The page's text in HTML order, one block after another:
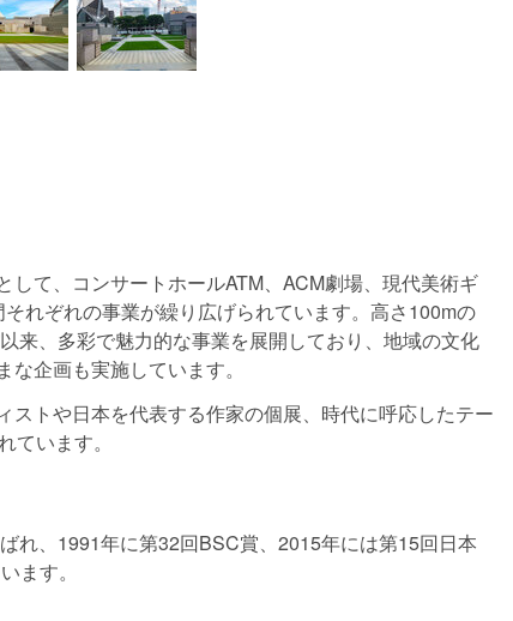
て、コンサートホールATM、ACM劇場、現代美術ギ
れぞれの事業が繰り広げられています。高さ100mの
来、多彩で魅力的な事業を展開しており、地域の文化
企画も実施しています。
ストや日本を代表する作家の個展、時代に呼応したテー
います。
れ、1991年に第32回BSC賞、2015年には第15回日本
ます。